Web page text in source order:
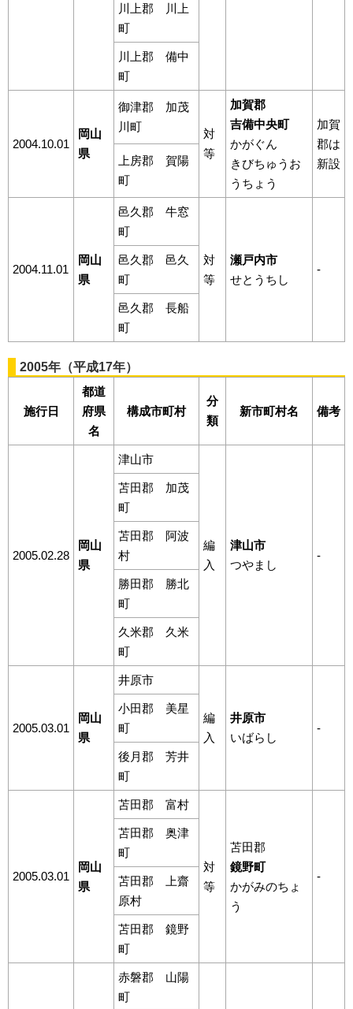
川上郡 川上
町
川上郡 備中
町
2004.10.01
岡山
県
御津郡 加茂
川町
対
等
加賀郡
吉備中央町
かがぐん
きびちゅうお
うちょう
加賀
郡は
新設
上房郡 賀陽
町
2004.11.01
岡山
県
邑久郡 牛窓
町
対
等
瀬戸内市
せとうちし
-
邑久郡 邑久
町
邑久郡 長船
町
2005年（平成17年）
施行日
都道
府県
名
構成市町村
分
類
新市町村名 備考
2005.02.28
岡山
県
津山市
編
入
津山市
つやまし
-
苫田郡 加茂
町
苫田郡 阿波
村
勝田郡 勝北
町
久米郡 久米
町
2005.03.01
岡山
県
井原市
編
入
井原市
いばらし
-
小田郡 美星
町
後月郡 芳井
町
2005.03.01
岡山
県
苫田郡 富村
対
等
苫田郡
鏡野町
かがみのちょ
う
-
苫田郡 奥津
町
苫田郡 上齋
原村
苫田郡 鏡野
町
赤磐郡 山陽
町